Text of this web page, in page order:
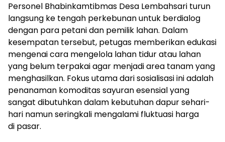
Personel Bhabinkamtibmas Desa Lembahsari turun
langsung ke tengah perkebunan untuk berdialog
dengan para petani dan pemilik lahan. Dalam
kesempatan tersebut, petugas memberikan edukasi
mengenai cara mengelola lahan tidur atau lahan
yang belum terpakai agar menjadi area tanam yang
menghasilkan. Fokus utama dari sosialisasi ini adalah
penanaman komoditas sayuran esensial yang
sangat dibutuhkan dalam kebutuhan dapur sehari-
hari namun seringkali mengalami fluktuasi harga
di pasar.